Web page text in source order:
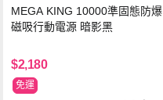
MEGA KING 10000準固態防爆
磁吸行動電源 暗影黑
$2,180
免運